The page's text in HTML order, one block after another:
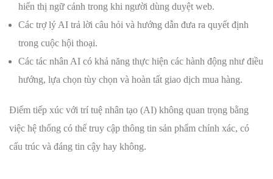
hiển thị ngữ cảnh trong khi người dùng duyệt web.
Các trợ lý AI trả lời câu hỏi và hướng dẫn đưa ra quyết định
trong cuộc hội thoại.
Các tác nhân AI có khả năng thực hiện các hành động như điều
hướng, lựa chọn tùy chọn và hoàn tất giao dịch mua hàng.
Điểm tiếp xúc với trí tuệ nhân tạo (AI) không quan trọng bằng
việc hệ thống có thể truy cập thông tin sản phẩm chính xác, có
cấu trúc và đáng tin cậy hay không.